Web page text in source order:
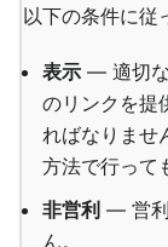
以下の条件に従
表示 — 適切
のリンクを提
ればなりませ
方法で行って
非営利 — 営利
ん。